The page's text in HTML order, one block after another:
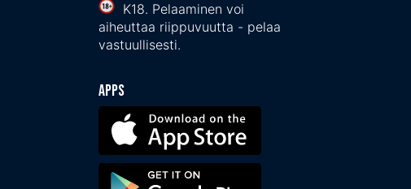
K18. Pelaaminen voi
aiheuttaa riippuvuutta - pelaa
vastuullisesti.
Apps